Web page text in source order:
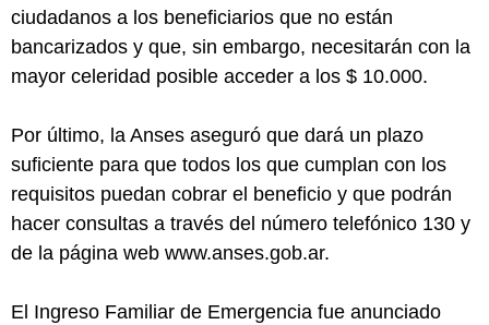
ciudadanos a los beneficiarios que no están
bancarizados y que, sin embargo, necesitarán con la
mayor celeridad posible acceder a los $ 10.000.
Por último, la Anses aseguró que dará un plazo
suficiente para que todos los que cumplan con los
requisitos puedan cobrar el beneficio y que podrán
hacer consultas a través del número telefónico 130 y
de la página web www.anses.gob.ar.
El Ingreso Familiar de Emergencia fue anunciado